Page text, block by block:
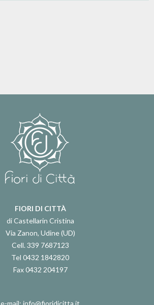
FIORI DI CITTÀ
di Castellarin Cristina
Via Zanon, Udine (UD)
Cell. 339 7687123
Tel 0432 1842820
Fax 0432 204197